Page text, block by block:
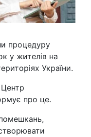
процедуру
у жителів на
України.
про це.